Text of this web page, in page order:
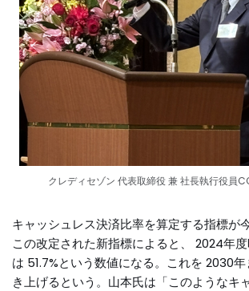
クレディセゾン 代表取締役 兼 社長執行役員
キャッシュレス決済比率を算定する指標が
この改定された新指標によると、 2024年
は 51.7%という数値になる。これを 2030
き上げるという。山本氏は「このようなキ